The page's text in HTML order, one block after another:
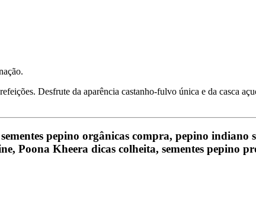
Desfrute da aparência castanho-fulvo única e da casca
pepino orgânicas compra, pepino indiano
Poona Kheera dicas colheita, sementes pepino